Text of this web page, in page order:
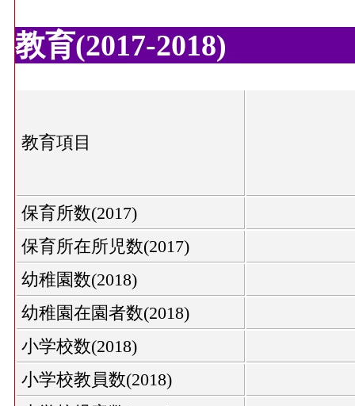
教育(2017-2018)
教育項目
保育所数(2017)
保育所在所児数(2017)
幼稚園数(2018)
幼稚園在園者数(2018)
小学校数(2018)
小学校教員数(2018)